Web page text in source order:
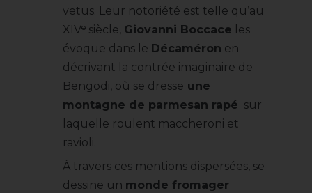
vetus. Leur notoriété est telle qu’au
XIVᵉ siècle, Giovanni Boccace les
évoque dans le Décaméron en
décrivant la contrée imaginaire de
Bengodi, où se dresse une
montagne de parmesan rapé sur
laquelle roulent maccheroni et
ravioli.
À travers ces mentions dispersées, se
dessine un monde fromager